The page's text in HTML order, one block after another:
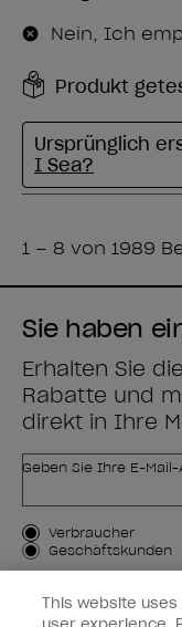
Sie haben
Erhalten Sie
Rabatte und
direkt in Ihre
Geben Sie Ihre E-
Kundenart
Verbraucher
Geschäftskunden
MICH ANMELDEN
This website